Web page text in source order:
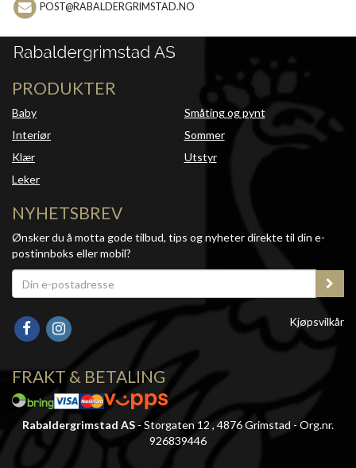
POST@RABALDERGRIMSTAD.NO
PRODUKTER
Baby
Interiør
Klær
Leker
Småting og pynt
Sommer
Utstyr
NYHETSBREV
Ønsker du å motta gode tilbud, tips og nyheter direkte til din e-
postinnboks eller mobil?
Kjøpsvilkår
FRAKT & BETALING
Rabaldergrimstad AS - Storgaten 12 , 4876 Grimstad - Org.nr.
926839446